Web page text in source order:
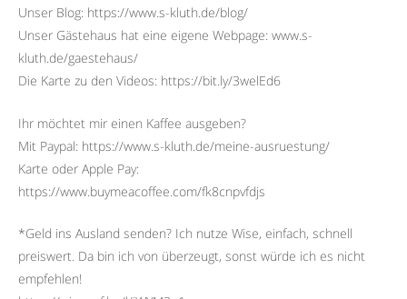
Unser Blog: https://www.s-kluth.de/blog/
Unser Gästehaus hat eine eigene Webpage: www.s-
kluth.de/gaestehaus/
Die Karte zu den Videos: https://bit.ly/3welEd6
Ihr möchtet mir einen Kaffee ausgeben?
Mit Paypal: https://www.s-kluth.de/meine-ausruestung/
Karte oder Apple Pay:
https://www.buymeacoffee.com/fk8cnpvfdjs
*Geld ins Ausland senden? Ich nutze Wise, einfach, schnell
preiswert. Da bin ich von überzeugt, sonst würde ich es nicht
empfehlen!